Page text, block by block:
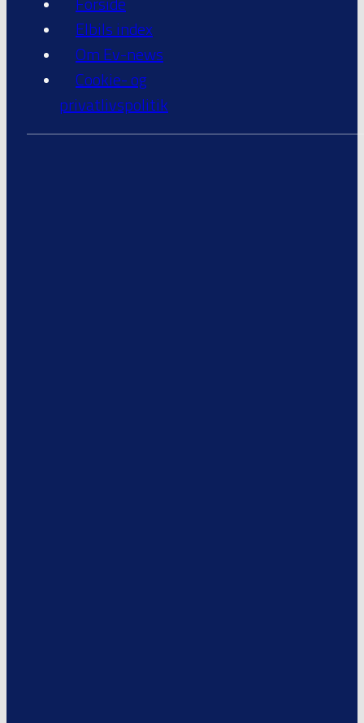
Elbils index
Om Ev-news
Cookie- og
privatlivspolitik